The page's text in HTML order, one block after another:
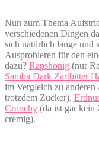
Nun zum Thema
verschiedenen Dingen
sich natürlich lange und
Ausprobieren für den
dazu? Rapshonig (nur
Samba Dark Zartbitter
im Vergleich zu
trotzdem Zucker),
Crunchy (da ist gar kein
cremig).